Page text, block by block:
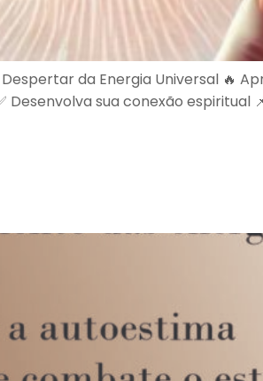
da Energia Universal 🔥
sua conexão espiritual